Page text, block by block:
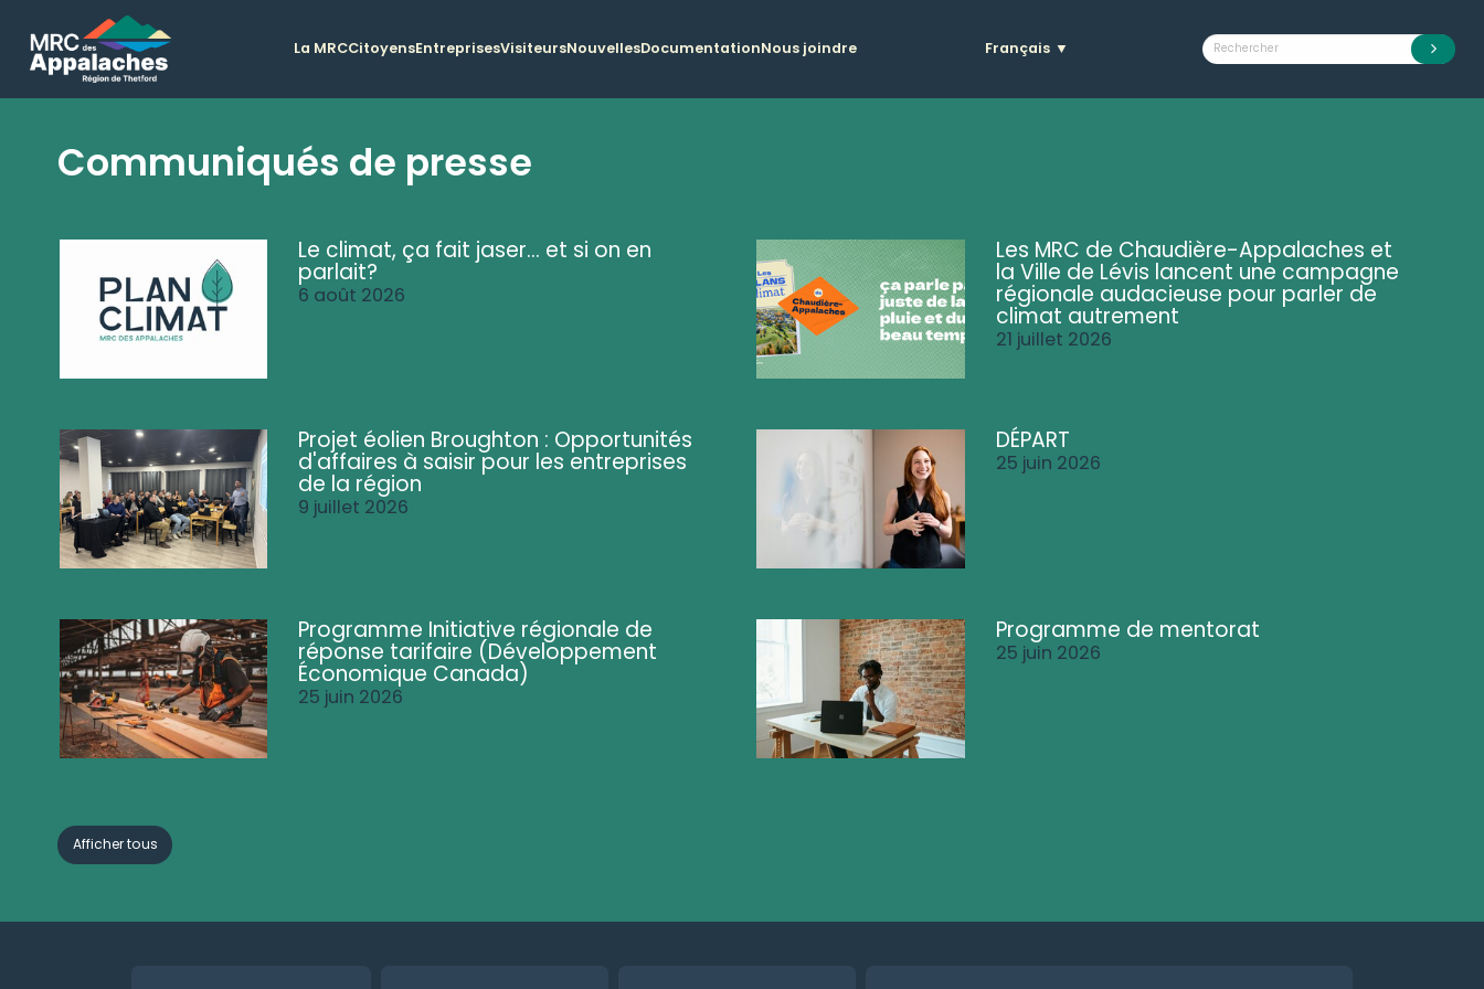
La MRCCitoyensEntreprisesVisiteursNouvellesDocumentationNous joindre Français ▼
Communiqués de presse
Le climat, ça fait jaser... et si on en
parlait?
6 août 2026
Les MRC de Chaudière-Appalaches et
la Ville de Lévis lancent une campagne
régionale audacieuse pour parler de
climat autrement
21 juillet 2026
Projet éolien Broughton : Opportunités
d'affaires à saisir pour les entreprises
de la région
9 juillet 2026
DÉPART
25 juin 2026
Programme Initiative régionale de
réponse tarifaire (Développement
Économique Canada)
25 juin 2026
Programme de mentorat
25 juin 2026
Afficher tous